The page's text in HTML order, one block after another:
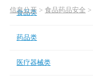
信息公开 > 食品药品安全 >
食品类
药品类
医疗器械类